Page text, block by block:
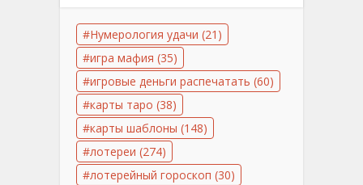
Нумерология удачи (21)
игра мафия (35)
игровые деньги распечатать (60)
карты таро (38)
карты шаблоны (148)
лотереи (274)
лотерейный гороскоп (30)